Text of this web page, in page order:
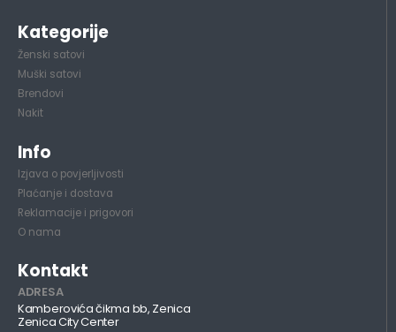
Kategorije
Ženski satovi
Muški satovi
Brendovi
Nakit
Info
Izjava o povjerljivosti
Plaćanje i dostava
Reklamacije i prigovori
O nama
Kontakt
ADRESA
Kamberovića čikma bb, Zenica
Zenica City Center